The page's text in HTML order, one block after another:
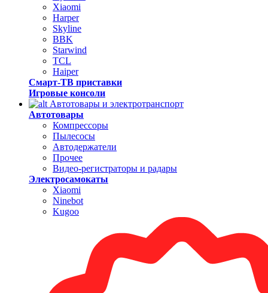
Xiaomi
Harper
Skyline
BBK
Starwind
TCL
Haiper
Смарт-ТВ приставки
Игровые консоли
Автотовары и электротранспорт
Автотовары
Компрессоры
Пылесосы
Автодержатели
Прочее
Видео-регистраторы и радары
Электросамокаты
Xiaomi
Ninebot
Kugoo